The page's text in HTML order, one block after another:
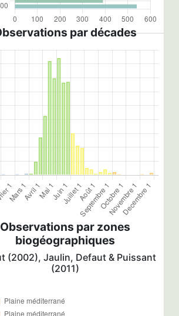
par décades
Observations par zones
biogéographiques
(2002), Jaulin, Defaut & Puissant
(2011)